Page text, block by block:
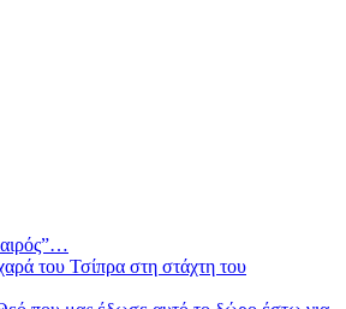
του Τσίπρα στη στάχτη του